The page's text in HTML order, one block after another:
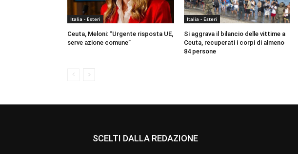
Italia - Esteri
Ceuta, Meloni: “Urgente risposta UE,
serve azione comune”
Italia - Esteri
Si aggrava il bilancio delle vittime a
Ceuta, recuperati i corpi di almeno
84 persone
SCELTI DALLA REDAZIONE